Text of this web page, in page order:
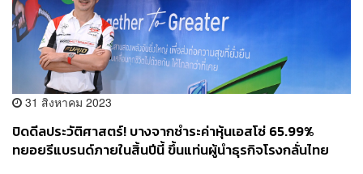
31 สิงหาคม 2023
ปิดดีลประวัติศาสตร์! บางจากชำระค่าหุ้นเอสโซ่ 65.99%
ทยอยรีแบรนด์ภายในสิ้นปีนี้ ขึ้นแท่นผู้นำธุรกิจโรงกลั่นไทย